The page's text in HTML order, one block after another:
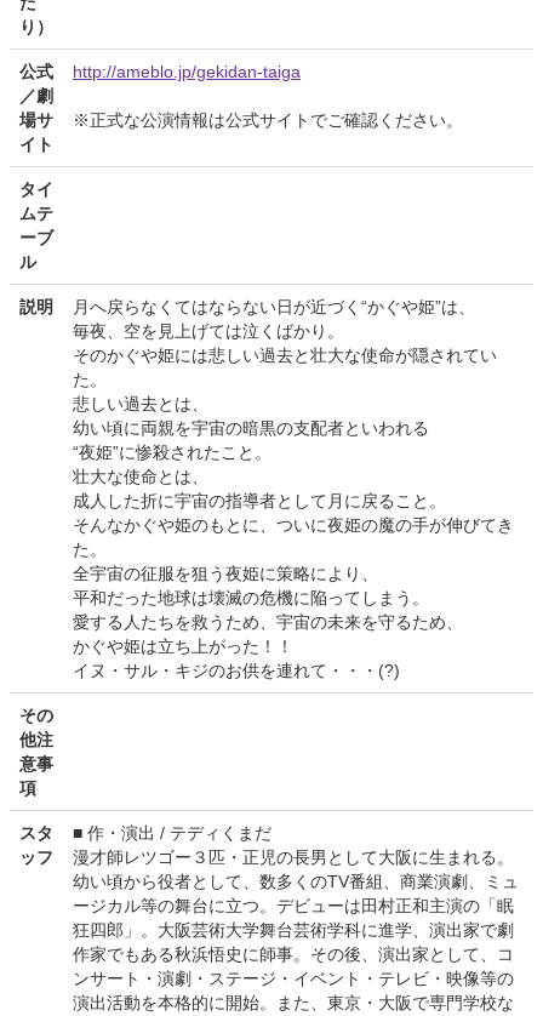
り）
公式
／劇
場サ
イト
http://ameblo.jp/gekidan-taiga
※正式な公演情報は公式サイトでご確認ください。
タイ
ムテ
ーブ
ル
説明
月へ戻らなくてはならない日が近づく“かぐや姫”は、
毎夜、空を見上げては泣くばかり。
そのかぐや姫には悲しい過去と壮大な使命が隠されてい
た。
悲しい過去とは、
幼い頃に両親を宇宙の暗黒の支配者といわれる
“夜姫”に惨殺されたこと。
壮大な使命とは、
成人した折に宇宙の指導者として月に戻ること。
そんなかぐや姫のもとに、ついに夜姫の魔の手が伸びてき
た。
全宇宙の征服を狙う夜姫に策略により、
平和だった地球は壊滅の危機に陥ってしまう。
愛する人たちを救うため、宇宙の未来を守るため、
かぐや姫は立ち上がった！！
イヌ・サル・キジのお供を連れて・・・(?)
その
他注
意事
項
スタ
ッフ
■ 作・演出 / テディくまだ
漫才師レツゴー３匹・正児の長男として大阪に生まれる。
幼い頃から役者として、数多くのTV番組、商業演劇、ミュ
ージカル等の舞台に立つ。デビューは田村正和主演の「眠
狂四郎」。大阪芸術大学舞台芸術学科に進学、演出家で劇
作家でもある秋浜悟史に師事。その後、演出家として、コ
ンサート・演劇・ステージ・イベント・テレビ・映像等の
演出活動を本格的に開始。また、東京・大阪で専門学校な